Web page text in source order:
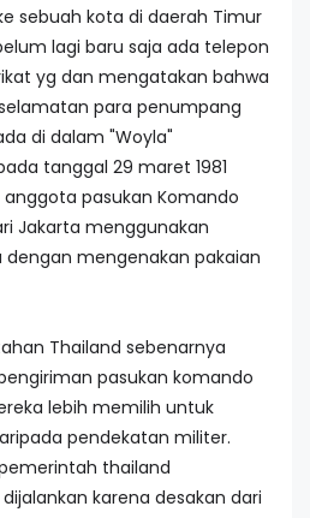
sebuah kota di daerah Timur
lagi baru saja ada telepon
yg dan mengatakan bahwa
para penumpang
di dalam "Woyla"
tanggal 29 maret 1981
anggota pasukan Komando
Jakarta menggunakan
dengan mengenakan pakaian
Thailand sebenarnya
pasukan komando
lebih memilih untuk
pendekatan militer.
thailand
karena desakan dari